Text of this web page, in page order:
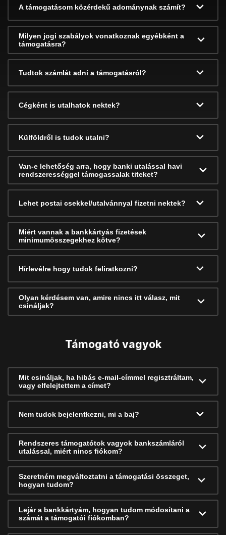
A támogatásom közérdekű adománynak számít?
Milyen jogi szabályok vonatkoznak egyébként a
támogatásra?
Tudtok számlát adni a támogatásról?
Cégként is utalhatok nektek?
Külföldről is tudok utalni?
Van-e lehetőség arra, hogy banki utalással havi
rendszerességgel támogassalak titeket?
Lehet postai csekkel/utalvánnyal fizetni nektek?
Miért vannak a bankkártyás fizetések
minimumösszegekhez kötve?
Hírlevélre hogy tudok feliratkozni?
Olyan kérdésem van, amire nincs itt válasz, mit
csináljak?
Támogató vagyok
Mit csináljak, ha hibás e-mail-címmel regisztráltam,
vagy elfelejtettem a címet?
Nem tudok bejelentkezni, mi a baj?
Rendszeres támogatótok vagyok bankszámláról
utalással, miért nincs fiókom?
Szeretném megváltoztatni a támogatási összeget,
hogyan tudom?
Lejár a bankkártyám, hogyan tudom módosítani a
számát a támogatói fiókomban?